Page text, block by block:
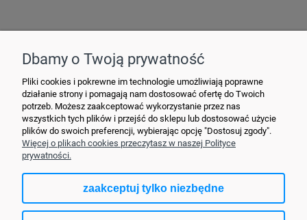
+48790635548• MAIL: ydypl
Dbamy o Twoją prywatność
Pliki cookies i pokrewne im technologie umożliwiają poprawne
działanie strony i pomagają nam dostosować ofertę do Twoich
potrzeb. Możesz zaakceptować wykorzystanie przez nas
wszystkich tych plików i przejść do sklepu lub dostosować użycie
plików do swoich preferencji, wybierając opcję "Dostosuj zgody".
Więcej o plikach cookies przeczytasz w naszej Polityce
prywatności.
zaakceptuj tylko niezbędne